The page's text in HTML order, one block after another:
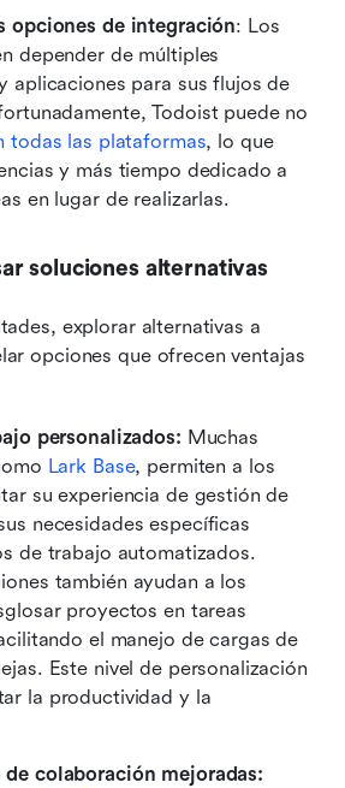
opciones de integración: Los
depender de múltiples
aplicaciones para sus flujos de
todas las plataformas, lo que
y más tiempo dedicado a
en lugar de realizarlas.
soluciones alternativas
explorar alternativas a
opciones que ofrecen ventajas
personalizados: Muchas
Lark Base, permiten a los
su experiencia de gestión de
necesidades específicas
de trabajo automatizados.
también ayudan a los
proyectos en tareas
el manejo de cargas de
Este nivel de personalización
la productividad y la
de colaboración mejoradas: